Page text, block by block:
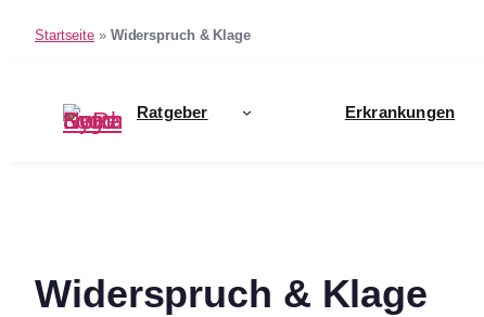
Startseite » Widerspruch & Klage
Inhalt
springen
Ratgeber Erkrankungen
Widerspruch & Klage